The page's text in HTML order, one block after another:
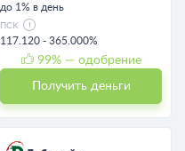
до 1% в день
ПСК
117.120 - 365.000%
99% — одобрение
Получить деньги